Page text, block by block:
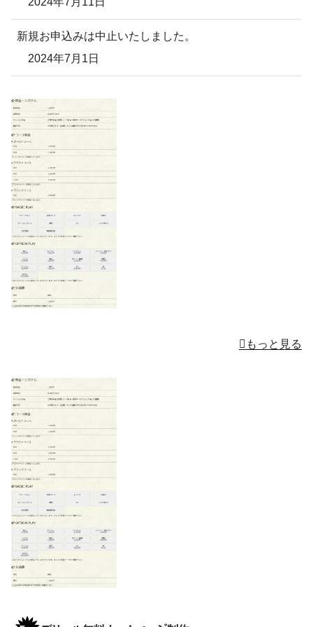
新規お申込みは中止いたしました。
2024年7月1日
もっと見る